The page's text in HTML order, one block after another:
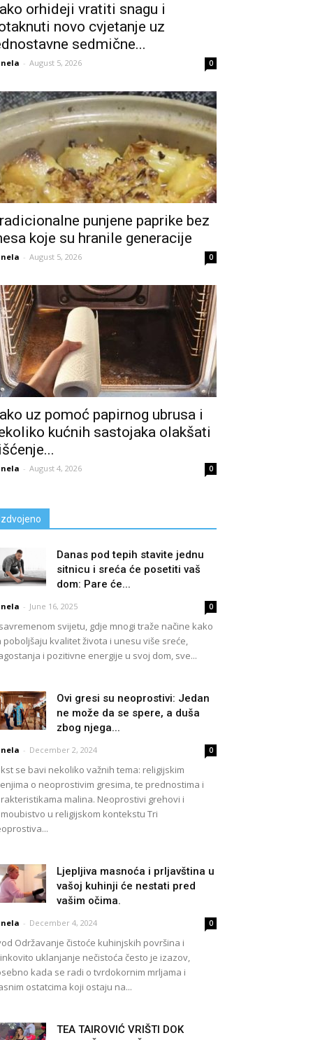
orhideji vratiti snagu i
novo cvjetanje uz
sedmične...
- August 5, 2026 0
punjene paprike bez
koje su hranile generacije
- August 5, 2026 0
uz pomoć papirnog ubrusa i
kućnih sastojaka olakšati
- August 4, 2026 0
Danas pod tepih stavite jednu
sitnicu i sreća će posetiti vaš
dom: Pare će...
- June 16, 2025 0
svijetu, gdje mnogi traže načine kako
poboljšaju kvalitet života i unesu više sreće,
i pozitivne energije u svoj dom, sve...
Ovi gresi su neoprostivi: Jedan
ne može da se spere, a duša
zbog njega...
- December 2, 2024 0
se bavi nekoliko važnih tema: religijskim
o neoprostivim gresima, te prednostima i
malina. Neoprostivi grehovi i
u religijskom kontekstu Tri
Ljepljiva masnoća i prljavština u
vašoj kuhinji će nestati pred
vašim očima.
- December 4, 2024 0
Održavanje čistoće kuhinjskih površina i
uklanjanje nečistoća često je izazov,
kada se radi o tvrdokornim mrljama i
ostatcima koji ostaju na...
TEA TAIROVIĆ VRIŠTI DOK